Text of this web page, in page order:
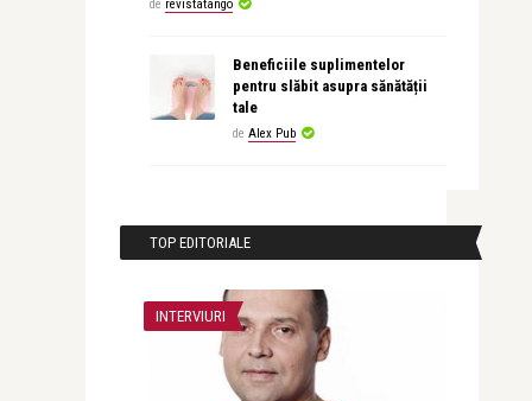
de revistatango
Beneficiile suplimentelor
pentru slăbit asupra sănătății
tale
de Alex Pub
TOP EDITORIALE
INTERVIURI